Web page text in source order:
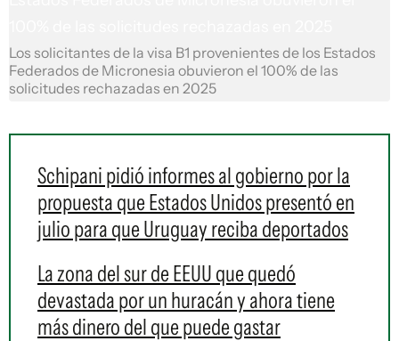
Los solicitantes de la visa B1 provenientes de los Estados
Federados de Micronesia obuvieron el 100% de las
solicitudes rechazadas en 2025
Schipani pidió informes al gobierno por la
propuesta que Estados Unidos presentó en
julio para que Uruguay reciba deportados
La zona del sur de EEUU que quedó
devastada por un huracán y ahora tiene
más dinero del que puede gastar